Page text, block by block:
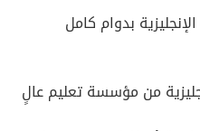
بدوام كامل
من مؤسسة تعليم عالٍ